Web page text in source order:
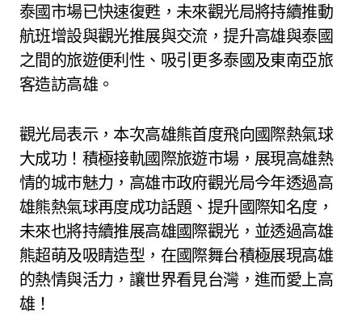
泰國市場已快速復甦，未來觀光局將持續推動
航班增設與觀光推展與交流，提升高雄與泰國
之間的旅遊便利性、吸引更多泰國及東南亞旅
客造訪高雄。
觀光局表示，本次高雄熊首度飛向國際熱氣球
大成功！積極接軌國際旅遊市場，展現高雄熱
情的城市魅力，高雄市政府觀光局今年透過高
雄熊熱氣球再度成功話題、提升國際知名度，
未來也將持續推展高雄國際觀光，並透過高雄
熊超萌及吸睛造型，在國際舞台積極展現高雄
的熱情與活力，讓世界看見台灣，進而愛上高
雄！